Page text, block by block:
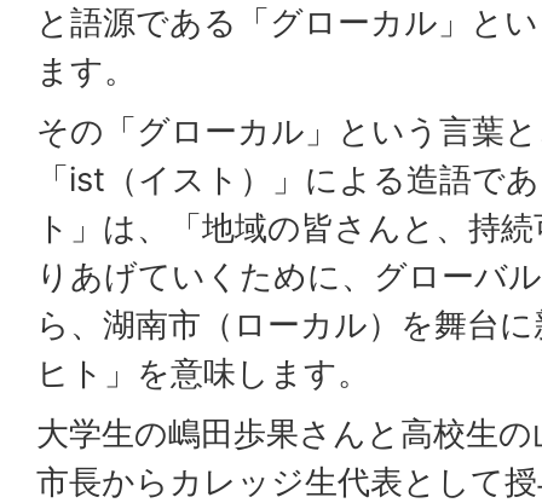
と語源である「グローカル」と
ます。
その「グローカル」という言葉
「ist（イスト）」による造語で
ト」は、「地域の皆さんと、持
りあげていくために、グローバ
ら、湖南市（ローカル）を舞台
ヒト」を意味します。
大学生の嶋田歩果さんと高校生
市長からカレッジ生代表として